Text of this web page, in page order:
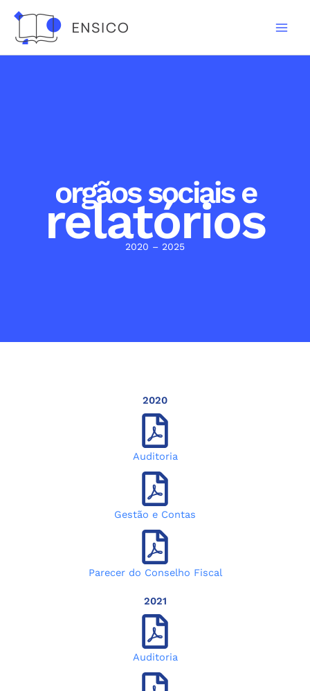
content
orgãos sociais e
relatórios
2020 – 2025
2020
Auditoria
Gestão e Contas
Parecer do Conselho Fiscal
2021
Auditoria